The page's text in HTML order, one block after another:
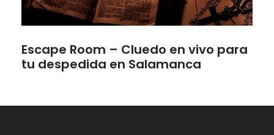
Escape Room – Cluedo en vivo para
tu despedida en Salamanca